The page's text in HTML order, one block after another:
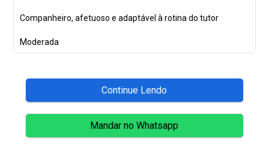
Companheiro, afetuoso e adaptável à rotina do tutor
Moderada
Continue Lendo
Mandar no Whatsapp